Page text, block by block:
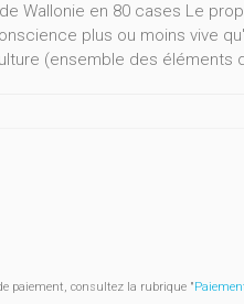
Wallonie en 80 cases Le
plus ou moins vive
(ensemble des éléments
paiement, consultez la rubrique "